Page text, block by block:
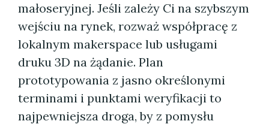
małoseryjnej. Jeśli zależy Ci na szybszym
wejściu na rynek, rozważ współpracę z
lokalnym makerspace lub usługami
druku 3D na żądanie. Plan
prototypowania z jasno określonymi
terminami i punktami weryfikacji to
najpewniejsza droga, by z pomysłu